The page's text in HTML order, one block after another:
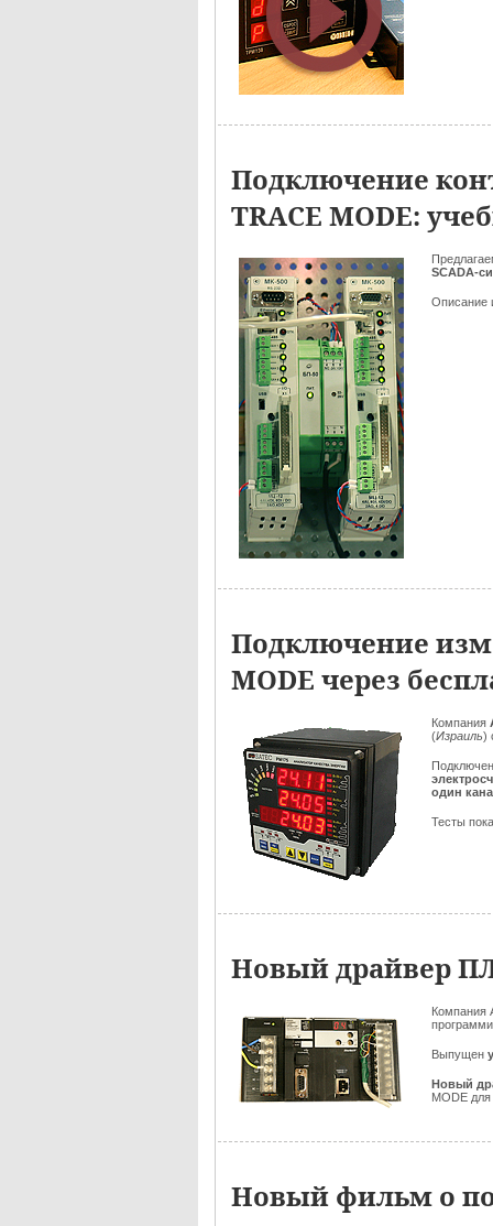
Подключение
TRACE MODE:
SCADA-
Описание
Подключение
MODE через
Компания
(Израиль)
один
Тесты
Новый драйвер
Компания
Выпущен
Новый
MODE
Новый фильм о